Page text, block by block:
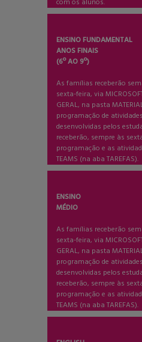
com os alunos.
ENSINO FUNDAMENTAL
ANOS FINAIS
(6º AO 9º)
As famílias receberão
sexta-feira, via
GERAL, na pasta
programação de
desenvolvidas pelos
receberão, sempre às
programação e as
TEAMS (na aba TAREFAS).
ENSINO
MÉDIO
As famílias receberão
sexta-feira, via
GERAL, na pasta
programação de
desenvolvidas pelos
receberão, sempre às
programação e as
TEAMS (na aba TAREFAS).